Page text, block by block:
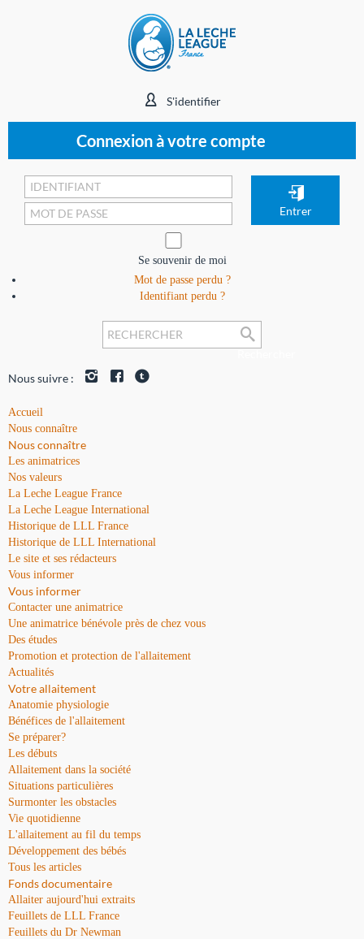
S'identifier
Connexion à votre compte
Se souvenir de moi
Mot de passe perdu ?
Identifiant perdu ?
Nous suivre :
Accueil
Nous connaître
Nous connaître
Les animatrices
Nos valeurs
La Leche League France
La Leche League International
Historique de LLL France
Historique de LLL International
Le site et ses rédacteurs
Vous informer
Vous informer
Contacter une animatrice
Une animatrice bénévole près de chez vous
Des études
Promotion et protection de l'allaitement
Actualités
Votre allaitement
Anatomie physiologie
Bénéfices de l'allaitement
Se préparer?
Les débuts
Allaitement dans la société
Situations particulières
Surmonter les obstacles
Vie quotidienne
L'allaitement au fil du temps
Développement des bébés
Tous les articles
Fonds documentaire
Allaiter aujourd'hui extraits
Feuillets de LLL France
Feuillets du Dr Newman